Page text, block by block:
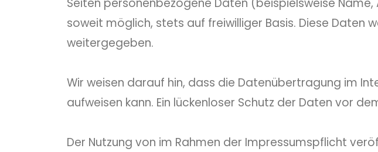
Seiten personenbezogene Daten (beispielsweise
soweit möglich, stets auf freiwilliger Basis. Diese Daten
weitergegeben.
Wir weisen darauf hin, dass die Datenübertragung im
aufweisen kann. Ein lückenloser Schutz der Daten vor
Der Nutzung von im Rahmen der Impressumspflicht